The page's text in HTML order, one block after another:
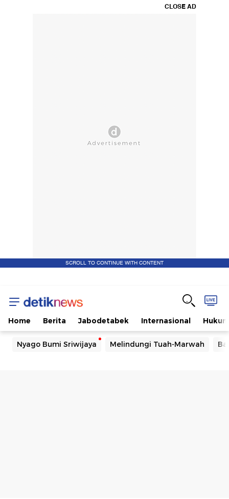
CLOSE AD
SCROLL TO CONTINUE WITH CONTENT
Home Berita Jabodetabek Internasional Hukum
Nyago Bumi Sriwijaya Melindungi Tuah-Marwah